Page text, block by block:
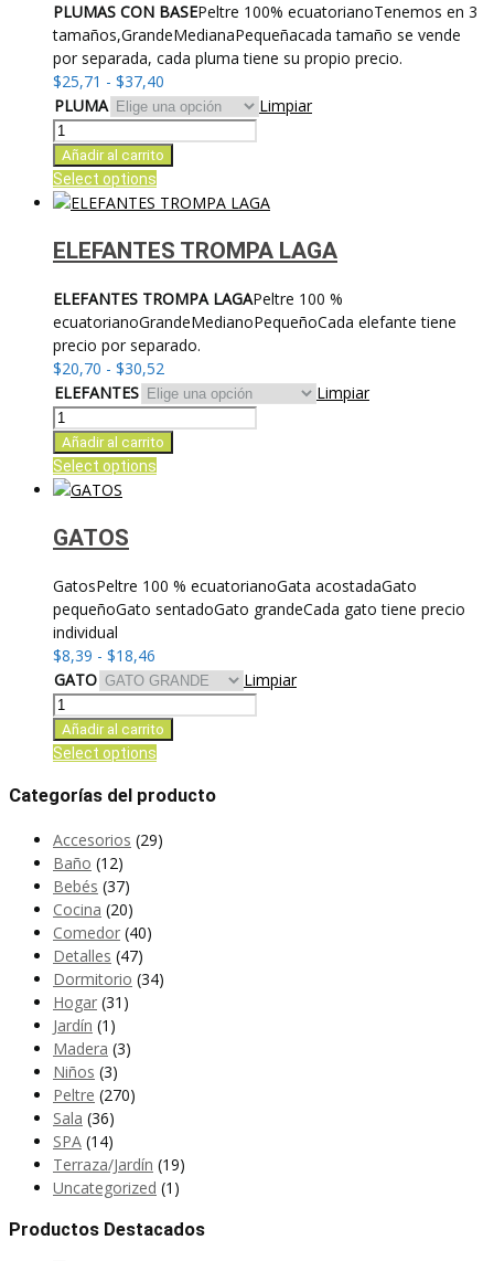
PLUMAS CON BASEPeltre 100% ecuatorianoTenemos en 3
tamaños,GrandeMedianaPequeñacada tamaño se vende
por separada, cada pluma tiene su propio precio.
$25,71 - $37,40
de
precios:
desde
$25,71
hasta
PLUMA
Limpiar
PLUMAS
CON
BASE
cantidad
Añadir al carrito
Select options
producto
múltiples
Las
opciones
se
pueden
elegir
en
la
página
de
ELEFANTES TROMPA LAGA
ELEFANTES TROMPA LAGAPeltre 100 %
ecuatorianoGrandeMedianoPequeñoCada elefante tiene
precio por separado.
$20,70 - $30,52
de
precios:
desde
$20,70
ELEFANTES
Limpiar
ELEFANTES
TROMPA
LAGA
cantidad
Añadir al carrito
Select optionsEste
Las
opciones
elegir
en
la
página
de
producto
GATOS
GatosPeltre 100 % ecuatorianoGata acostadaGato
pequeñoGato sentadoGato grandeCada gato tiene precio
individual
$8,39 - $18,46
de
precios:
desde
$8,39
$18,46
GATO
Limpiar
GATOS
cantidad
Añadir al carrito
Select optionsEste
tiene
variantes.
en
Categorías del producto
Accesorios (29)
Baño (12)
Bebés (37)
Cocina (20)
Comedor (40)
Detalles (47)
Dormitorio (34)
Hogar (31)
Jardín (1)
Madera (3)
Niños (3)
Peltre (270)
Sala (36)
SPA (14)
Terraza/Jardín (19)
Uncategorized (1)
Productos Destacados